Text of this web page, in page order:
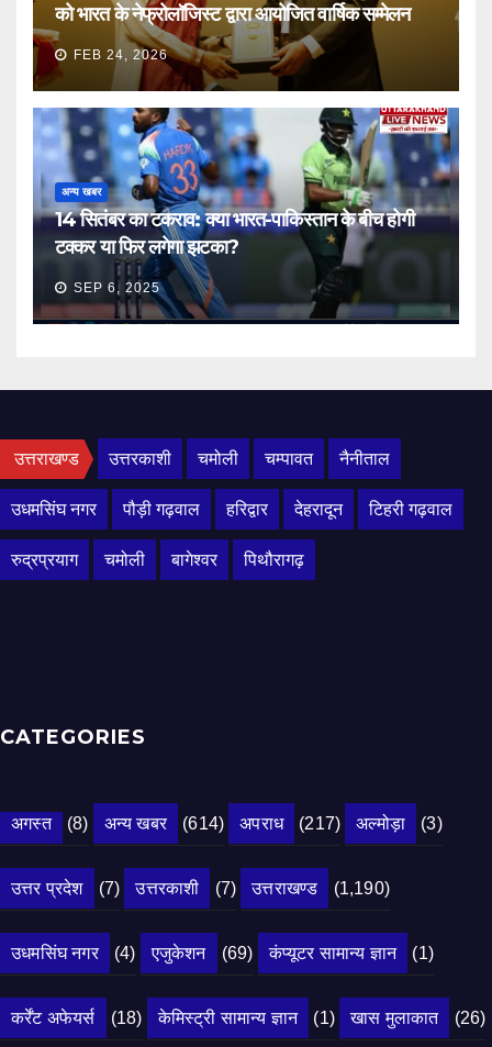
को भारत के नेफ्रोलॉजिस्ट द्वारा आयोजित वार्षिक सम्मेलन
FEB 24, 2026
अन्य खबर
14 सितंबर का टकराव: क्या भारत-पाकिस्तान के बीच होगी
टक्कर या फिर लगेगा झटका?
SEP 6, 2025
उत्तराखण्ड उत्तरकाशी चमोली चम्पावत नैनीताल
उधमसिंघ नगर पौड़ी गढ़वाल हरिद्वार देहरादून टिहरी गढ़वाल
रुद्रप्रयाग चमोली बागेश्वर पिथौरागढ़
CATEGORIES
अगस्त (8) अन्य खबर (614) अपराध (217) अल्मोड़ा (3)
उत्तर प्रदेश (7) उत्तरकाशी (7) उत्तराखण्ड (1,190)
उधमसिंघ नगर (4) एजुकेशन (69) कंप्यूटर सामान्य ज्ञान (1)
कर्रेंट अफेयर्स (18) केमिस्ट्री सामान्य ज्ञान (1) खास मुलाकात (26)